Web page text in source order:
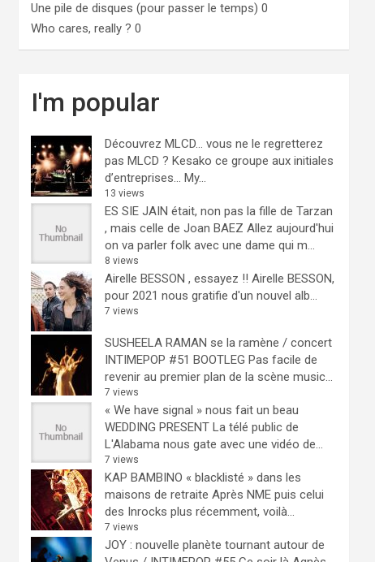
Une pile de disques (pour passer le temps) 0
Who cares, really ? 0
I'm popular
Découvrez MLCD… vous ne le regretterez
pas MLCD ? Kesako ce groupe aux initiales
d’entreprises… My...
13 views
ES SIE JAIN était, non pas la fille de Tarzan
, mais celle de Joan BAEZ Allez aujourd'hui
on va parler folk avec une dame qui m...
8 views
Airelle BESSON , essayez !! Airelle BESSON,
pour 2021 nous gratifie d'un nouvel alb...
7 views
SUSHEELA RAMAN se la ramène / concert
INTIMEPOP #51 BOOTLEG Pas facile de
revenir au premier plan de la scène music...
7 views
« We have signal » nous fait un beau
WEDDING PRESENT La télé public de
L'Alabama nous gate avec une vidéo de...
7 views
KAP BAMBINO « blacklisté » dans les
maisons de retraite Après NME puis celui
des Inrocks plus récemment, voilà...
7 views
JOY : nouvelle planète tournant autour de